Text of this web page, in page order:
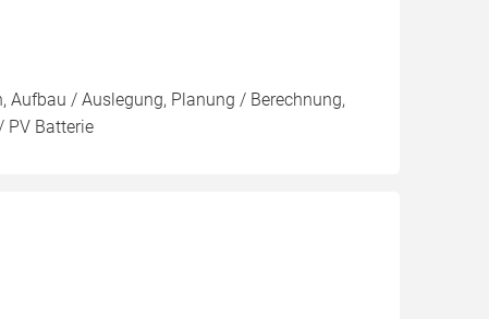
/ Auslegung, Planung / Berechnung,
PV Batterie